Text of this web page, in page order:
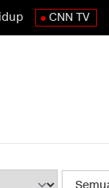
CNN TV